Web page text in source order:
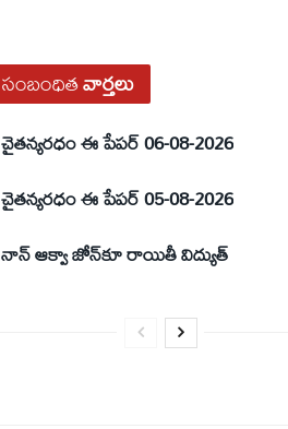
సంబంధితవార్తలు
చైతన్యరధం ఈ పేపర్ 06-08-2026
చైతన్యరధం ఈ పేపర్ 05-08-2026
నాన్ ఆక్వా జోన్‌కూ రాయితీ విద్యుత్